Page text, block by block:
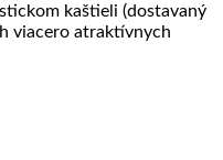
kaštieli (dostavaný
viacero atraktívnych